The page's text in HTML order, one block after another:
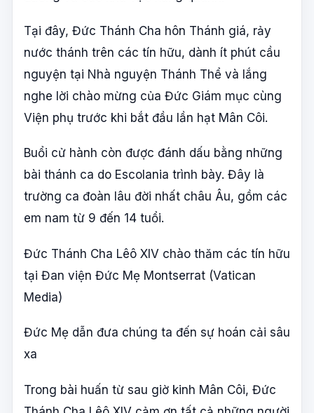
Tại đây, Đức Thánh Cha hôn Thánh giá, rảy
nước thánh trên các tín hữu, dành ít phút cầu
nguyện tại Nhà nguyện Thánh Thể và lắng
nghe lời chào mừng của Đức Giám mục cùng
Viện phụ trước khi bắt đầu lần hạt Mân Côi.
Buổi cử hành còn được đánh dấu bằng những
bài thánh ca do Escolania trình bày. Đây là
trường ca đoàn lâu đời nhất châu Âu, gồm các
em nam từ 9 đến 14 tuổi.
Đức Thánh Cha Lêô XIV chào thăm các tín hữu
tại Đan viện Đức Mẹ Montserrat (Vatican
Media)
Đức Mẹ dẫn đưa chúng ta đến sự hoán cải sâu
xa
Trong bài huấn từ sau giờ kinh Mân Côi, Đức